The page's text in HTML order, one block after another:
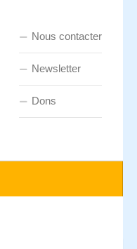
Nous contacter
Newsletter
Dons